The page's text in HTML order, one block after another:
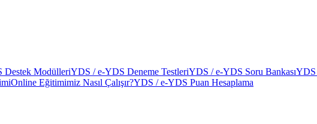
Destek ModülleriYDS / e-YDS Deneme TestleriYDS / e-YDS Soru BankasıYDS
Online Eğitimimiz Nasıl Çalışır?YDS / e-YDS Puan Hesaplama